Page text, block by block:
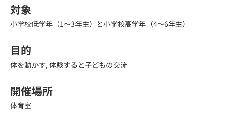
対象
小学校低学年（1～3年生）と小学校高学年（4～6年生）
目的
体を動かす, 体験すると子どもの交流
開催場所
体育室